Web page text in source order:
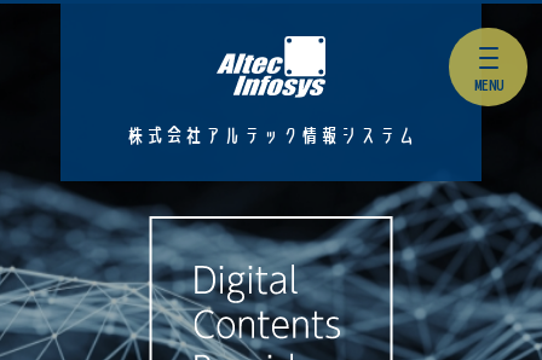
株式会社アルテック情報システム